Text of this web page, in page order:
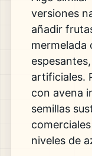
versiones
añadir
mermelada
artificiales.
con avena
semillas
niveles de